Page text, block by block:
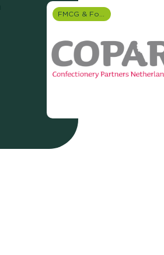
FMCG & Food branche